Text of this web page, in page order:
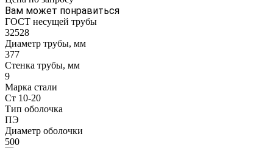
Вам может понравиться
ГОСТ несущей трубы
32528
Диаметр трубы, мм
377
Стенка трубы, мм
9
Марка стали
Ст 10-20
Тип оболочка
ПЭ
Диаметр оболочки
500